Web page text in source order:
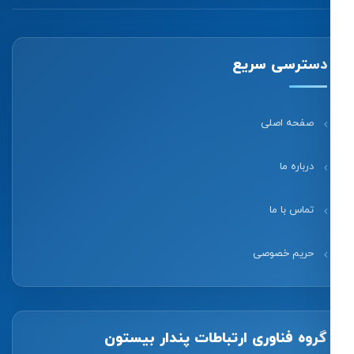
دسترسی سریع
صفحه اصلی
درباره ما
تماس با ما
حریم خصوصی
گروه فناوری ارتباطات پندار بیستون